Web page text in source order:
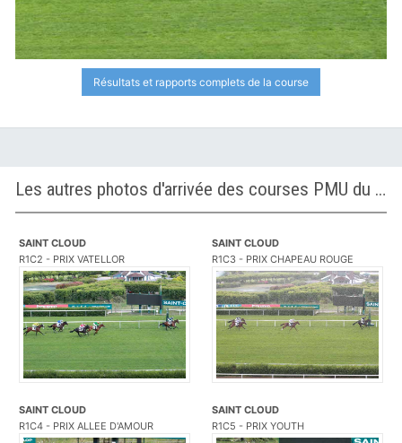
Résultats et rapports complets de la course
Les autres photos d'arrivée des courses PMU du Mardi 2 juin 2026
SAINT CLOUD
R1C2 - PRIX VATELLOR
SAINT CLOUD
R1C3 - PRIX CHAPEAU ROUGE
SAINT CLOUD
R1C4 - PRIX ALLEE D'AMOUR
SAINT CLOUD
R1C5 - PRIX YOUTH